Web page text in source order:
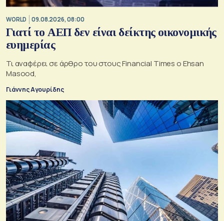
WORLD 09.08.2026, 08:00
Γιατί το ΑΕΠ δεν είναι δείκτης οικονομικής
ευημερίας
Τι αναφέρει σε άρθρο του στους Financial Times ο Ehsan
Masood,
Γιάννης Αγουρίδης